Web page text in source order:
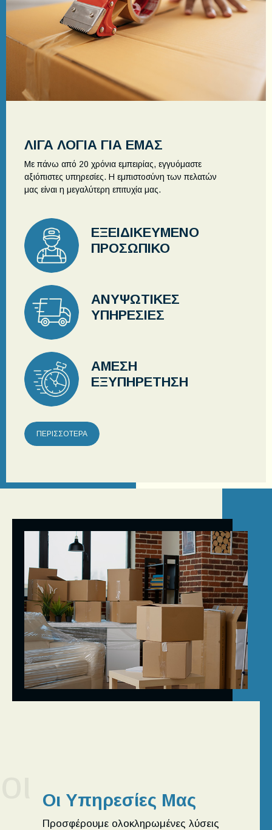
ΠΕΡΙΣΣΟΤΕΡΑ
ΛΙΓΑ ΛΟΓΙΑ ΓΙΑ ΕΜΑΣ
Με πάνω από 20 χρόνια εμπειρίας, εγγυόμαστε
αξιόπιστες υπηρεσίες. Η εμπιστοσύνη των πελατών
μας είναι η μεγαλύτερη επιτυχία μας.
ΕΞΕΙΔΙΚΕΥΜΕΝΟ
ΠΡΟΣΩΠΙΚΟ
ΑΝΥΨΩΤΙΚΕΣ
ΥΠΗΡΕΣΙΕΣ
ΑΜΕΣΗ
ΕΞΥΠΗΡΕΤΗΣΗ
Οι Υπηρεσίες Μας
Προσφέρουμε ολοκληρωμένες λύσεις